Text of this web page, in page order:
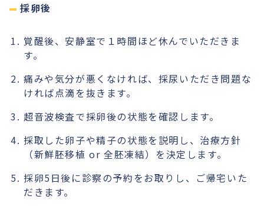
採卵後
覚醒後、安静室で１時間ほど休んでいただきま
す。
痛みや気分が悪くなければ、採尿いただき問題な
ければ点滴を抜きます。
超音波検査で採卵後の状態を確認します。
採取した卵子や精子の状態を説明し、治療方針
（新鮮胚移植 or 全胚凍結）を決定します。
採卵5日後に診察の予約をお取りし、ご帰宅いた
だきます。